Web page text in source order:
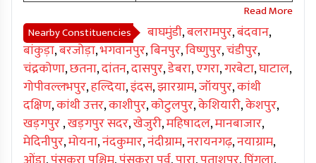
Nearby Constituencies बाघमुंडी,बलरामपुर,बंदवान,
बांकुड़ा,बरजोड़ा,भगवानपुर,बिनपुर,विष्णुपुर,चंडीपुर,
चंद्रकोणा,छतना,दांतन,दासपुर,डेबरा,एगरा,गरबेटा,घाटाल,
गोपीवल्लभपुर,हल्दिया,इंदस,झारग्राम,जॉयपुर,कांथी
दक्षिण,कांथी उत्तर,काशीपुर,कोटुलपुर,केशियारी,केशपुर,
खड़गपुर,खड़गपुर सदर,खेजुरी,महिषादल,मानबाजार,
मेदिनीपुर,मोयना,नंदकुमार,नंदीग्राम,नरायनगढ़,नयाग्राम,